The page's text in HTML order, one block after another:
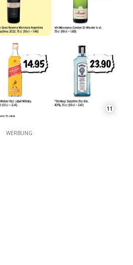
11
WERBUNG